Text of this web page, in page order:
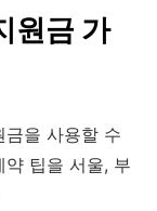
원금 가
금을 사용할 수
약 팁을 서울, 부